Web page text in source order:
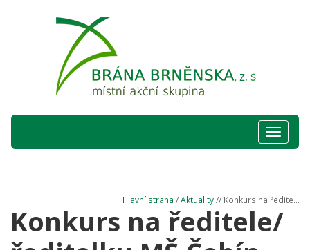
Hlavní
nabídka
Hlavní strana /Aktuality// Konkurs na ředite...
Konkurs na ředitele/